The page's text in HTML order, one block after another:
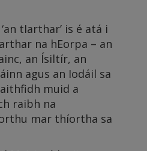
tIarthar’ is é atá i
na hEorpa – an
an Ísiltír, an
agus an Iodáil sa
muid a
raibh na
mar thíortha sa